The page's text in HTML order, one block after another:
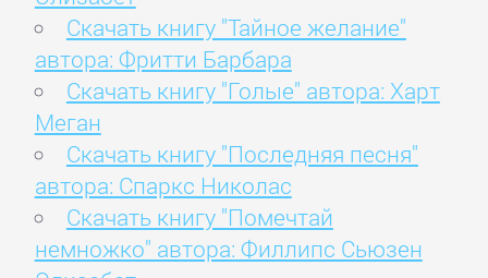
Скачать книгу "Тайное желание"
автора: Фритти Барбара
Скачать книгу "Голые" автора: Харт
Меган
Скачать книгу "Последняя песня"
автора: Спаркс Николас
Скачать книгу "Помечтай
немножко" автора: Филлипс Сьюзен